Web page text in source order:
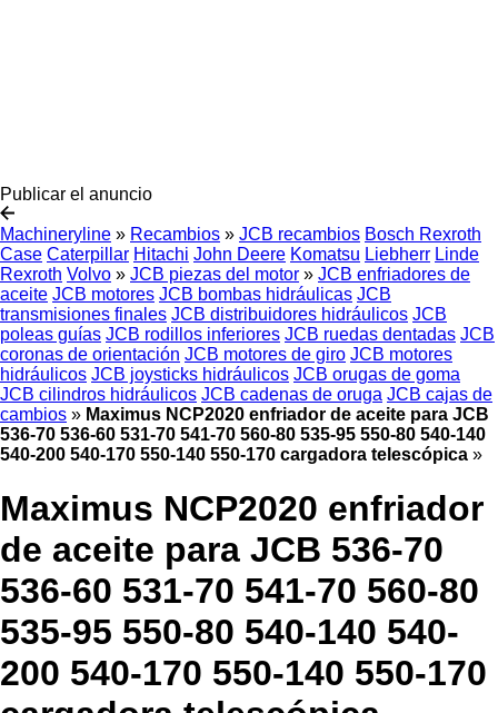
Publicar el anuncio
Machineryline » Recambios » JCB recambios Bosch Rexroth
Case Caterpillar Hitachi John Deere Komatsu Liebherr Linde
Rexroth Volvo » JCB piezas del motor » JCB enfriadores de
aceite JCB motores JCB bombas hidráulicas JCB
transmisiones finales JCB distribuidores hidráulicos JCB
poleas guías JCB rodillos inferiores JCB ruedas dentadas JCB
coronas de orientación JCB motores de giro JCB motores
hidráulicos JCB joysticks hidráulicos JCB orugas de goma
JCB cilindros hidráulicos JCB cadenas de oruga JCB cajas de
cambios » Maximus NCP2020 enfriador de aceite para JCB
536-70 536-60 531-70 541-70 560-80 535-95 550-80 540-140
540-200 540-170 550-140 550-170 cargadora telescópica »
Maximus NCP2020 enfriador
de aceite para JCB 536-70
536-60 531-70 541-70 560-80
535-95 550-80 540-140 540-
200 540-170 550-140 550-170